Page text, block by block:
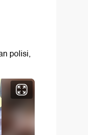
polisi,